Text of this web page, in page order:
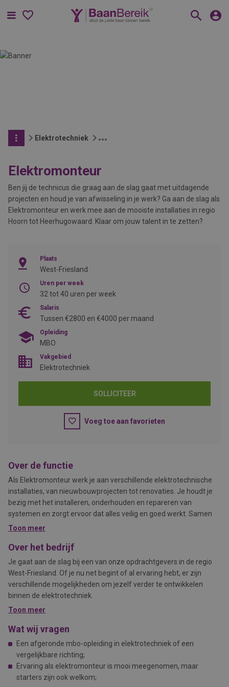
Menu
Elektrotechniek
Elektromonteur
Ben jij de technicus die graag aan de slag gaat met uitdagende
projecten en houd je van afwisseling in je werk? Ga aan de slag als
Elektromonteur en werk mee aan de mooiste installaties in regio
Hoorn tot Heerhugowaard. Klaar om jouw talent in te zetten?
Plaats
West-Friesland
Uren per week
32 tot 40 uren per week
Salaris
Tussen €2800 en €4000 per maand
Opleiding
MBO
Vakgebied
Elektrotechniek
SOLLICITEER
Voeg toe aan favorieten
Over de functie
Als Elektromonteur werk je aan verschillende elektrotechnische
installaties, van nieuwbouwprojecten tot renovaties. Je houdt je
bezig met het installeren, onderhouden en repareren van
systemen en zorgt ervoor dat alles veilig en goed werkt. Samen
met je collega’s lever je vakwerk en denk je mee over praktische
Toon meer
Over het bedrijf
Je gaat aan de slag bij een van onze opdrachtgevers in de regio
West-Friesland. Of je nu net begint of al ervaring hebt, er zijn
verschillende mogelijkheden om jezelf verder te ontwikkelen
binnen de elektrotechniek.
Samen kijken we welke functie en werkomgeving het beste
passen bij jouw ervaring, wensen en ambities.
Toon meer
Wat wij vragen
Een afgeronde mbo-opleiding in elektrotechniek of een
vergelijkbare richting;
Ervaring als elektromonteur is mooi meegenomen, maar
starters zijn ook welkom;